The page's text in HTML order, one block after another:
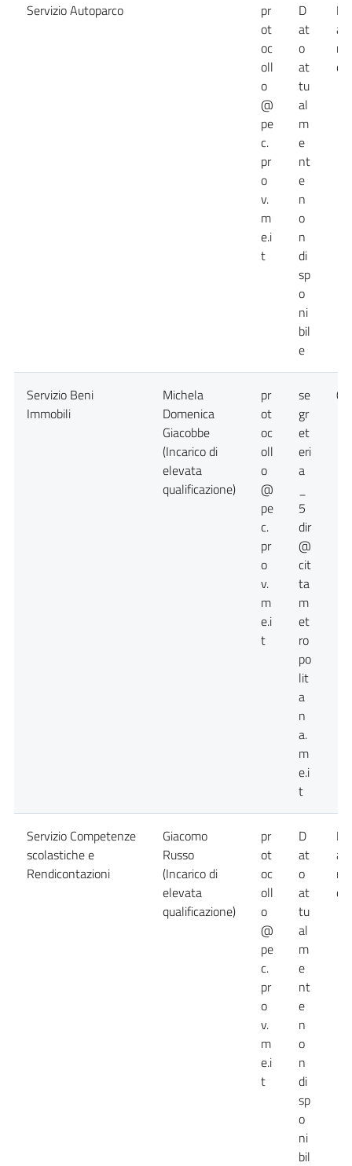
Servizio Autoparco
pr
ot
oc
oll
o
@
pe
c.
pr
o
v.
m
e.i
t
D
at
o
at
tu
al
m
e
nt
e
n
o
n
di
sp
o
ni
bil
e
Servizio Beni
Immobili
Michela
Domenica
Giacobbe
(Incarico di
elevata
qualificazione)
pr
ot
oc
oll
o
@
pe
c.
pr
o
v.
m
e.i
t
se
gr
et
eri
a
5
dir
@
cit
ta
m
et
ro
po
lit
a
n
a.
m
e.i
t
Servizio Competenze
scolastiche e
Rendicontazioni
Giacomo
Russo
(Incarico di
elevata
qualificazione)
pr
ot
oc
oll
o
@
pe
c.
pr
o
v.
m
e.i
t
D
at
o
at
tu
al
m
e
nt
e
n
o
n
di
sp
o
ni
bil